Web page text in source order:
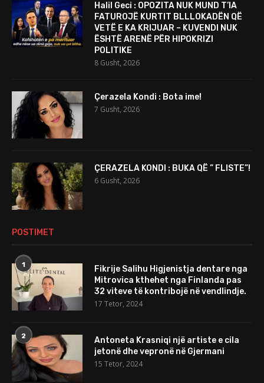
Halil Geci : OPOZITA NUK MUND T’IA
FATUROJË KURTIT BLLLOKADËN QË
VETË E KA KRIJUAR – KUVENDI NUK
ËSHTË ARENË PËR HIPOKRIZI
POLITIKE
8 Gusht, 2026
Çerazela Kondi : Bota ime!
7 Gusht, 2026
ÇERAZELA KONDI : BUKA QË ” FLISTE”!
6 Gusht, 2026
POSTIMET
1
Fikrije Salihu Higjenistja dentare nga
Mitrovica kthehet nga Finlanda pas
32 viteve të kontribojë në vendlindje.
17 Tetor, 2024
2
Antoneta Krasniqi një artiste e cila
jetonë dhe vepronë në Gjermani
15 Tetor, 2024